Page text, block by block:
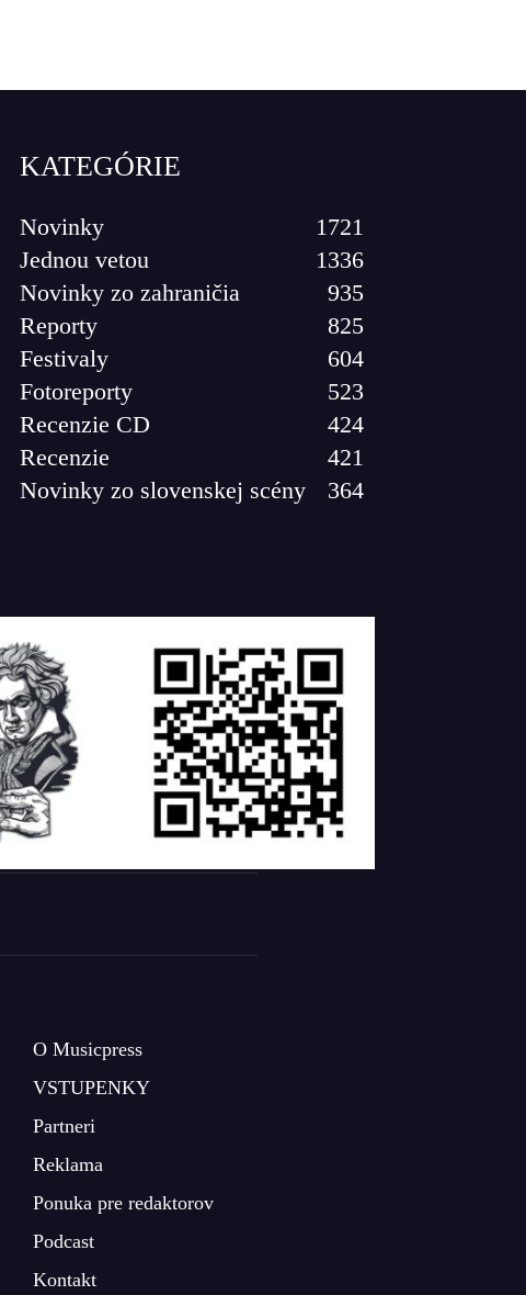
KATEGÓRIE
Novinky
1721
Jednou vetou
1336
Novinky zo zahraničia
935
Reporty
825
Festivaly
604
Fotoreporty
523
Recenzie CD
424
Recenzie
421
Novinky zo slovenskej scény
364
O Musicpress
VSTUPENKY
Partneri
Reklama
Ponuka pre redaktorov
Podcast
Kontakt